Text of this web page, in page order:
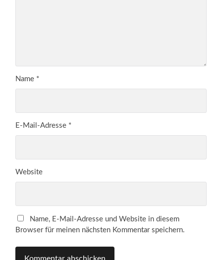
Name *
E-Mail-Adresse *
Website
Name, E-Mail-Adresse und Website in diesem
Browser für meinen nächsten Kommentar speichern.